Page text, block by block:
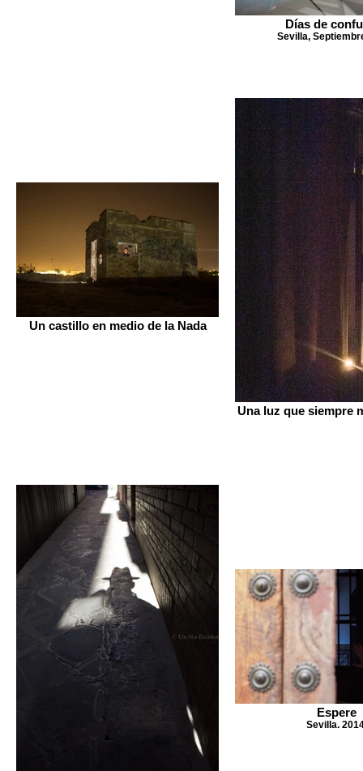
Días de
Sevilla,
Un castillo en medio de la Nada
Una luz que siempre
Espere
Sevilla.